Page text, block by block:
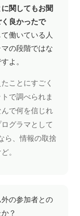
関してもお聞
良かったで
働いている人
の段階ではな
よ。
ことにすごく
で調べられま
で何を信じれ
グラマとして
ら、情報の取捨
。
の参加者との
？